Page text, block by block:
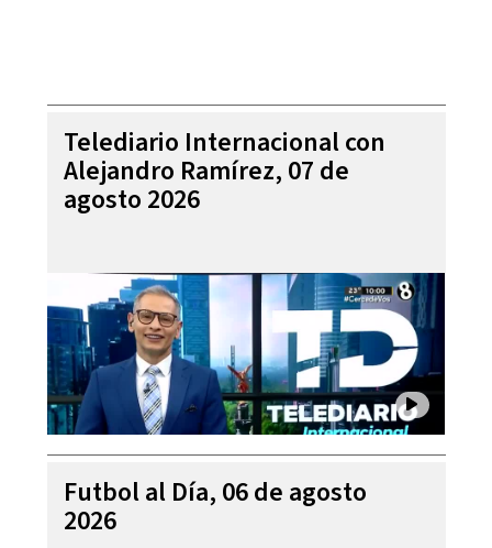
Telediario Internacional con
Alejandro Ramírez, 07 de
agosto 2026
Futbol al Día, 06 de agosto
2026